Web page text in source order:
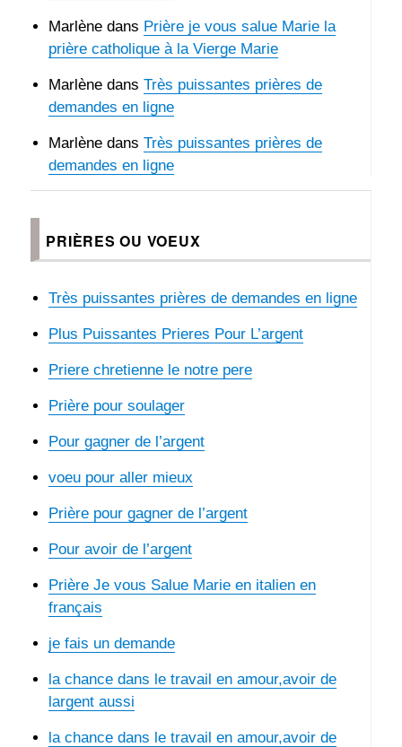
Marlène dans Prière je vous salue Marie la
prière catholique à la Vierge Marie
Marlène dansTrès puissantes prières de
demandes en ligne
Marlène dansTrès puissantes prières de
demandes en ligne
PRIÈRES OU VOEUX
Très puissantes prières de demandes en ligne
Plus Puissantes Prieres Pour L’argent
Priere chretienne le notre pere
Prière pour soulager
Pour gagner de l’argent
voeu pour aller mieux
Prière pour gagner de l’argent
Pour avoir de l’argent
Prière Je vous Salue Marie en italien en
français
je fais un demande
la chance dans le travail en amour,avoir de
largent aussi
la chance dans le travail en amour,avoir de